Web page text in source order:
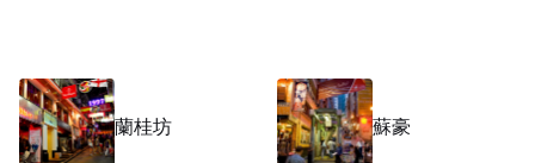
蘭桂坊 蘇豪